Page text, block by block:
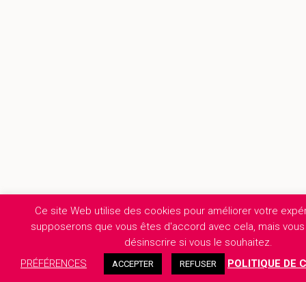
Ce site Web utilise des cookies pour améliorer votre
supposerons que vous êtes d'accord avec cela, mais
désinscrire si vous le souhaitez.
PRÉFÉRENCES
ACCEPTER REFUSER POLITIQUE DE